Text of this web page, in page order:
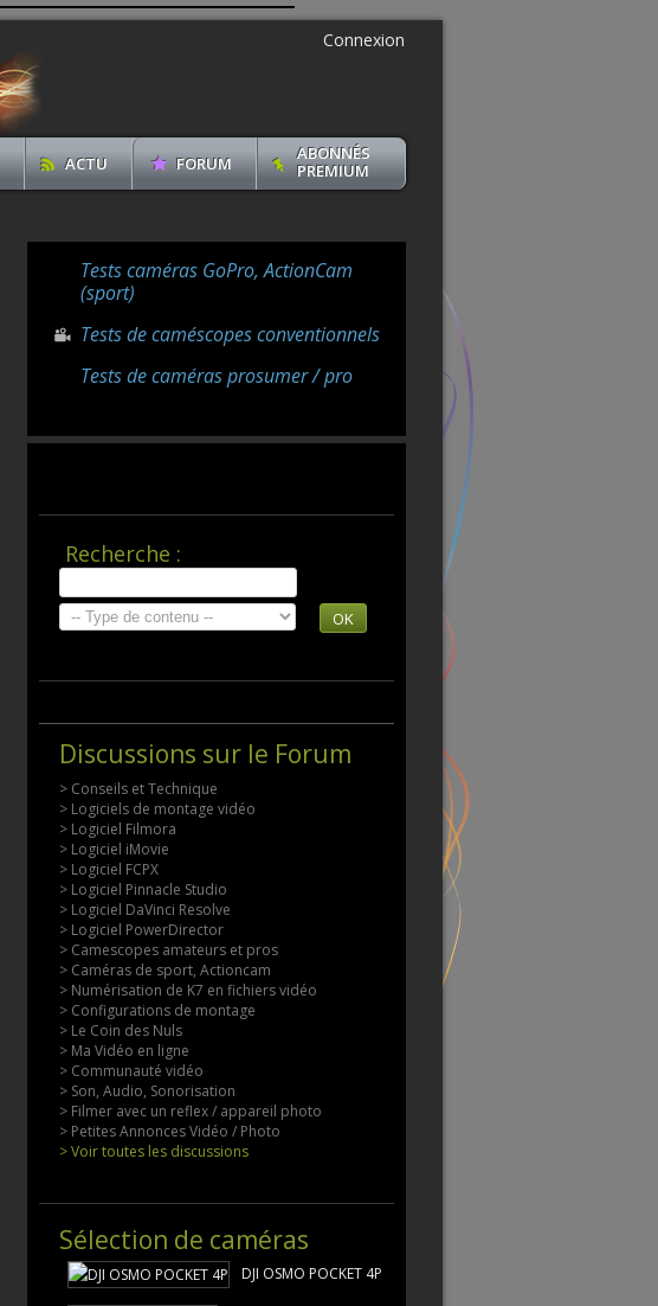
Connexion
ACTU FORUM
ABONNÉS
PREMIUM
Tests caméras GoPro, ActionCam
(sport)
Tests de caméscopes conventionnels
Tests de caméras prosumer / pro
Recherche :
OK
Discussions sur le Forum
> Conseils et Technique
> Logiciels de montage vidéo
> Logiciel Filmora
> Logiciel iMovie
> Logiciel FCPX
> Logiciel Pinnacle Studio
> Logiciel DaVinci Resolve
> Logiciel PowerDirector
> Camescopes amateurs et pros
> Caméras de sport, Actioncam
> Numérisation de K7 en fichiers vidéo
> Configurations de montage
> Le Coin des Nuls
> Ma Vidéo en ligne
> Communauté vidéo
> Son, Audio, Sonorisation
> Filmer avec un reflex / appareil photo
> Petites Annonces Vidéo / Photo
> Voir toutes les discussions
Sélection de caméras
DJI OSMO POCKET 4P